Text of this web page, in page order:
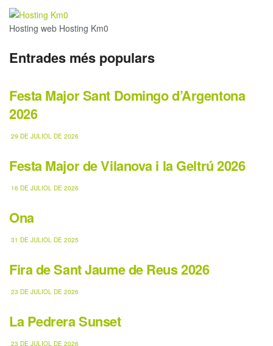
Hosting web Hosting Km0
Entrades més populars
Festa Major Sant Domingo d’Argentona
2026
29 DE JULIOL DE 2026
Festa Major de Vilanova i la Geltrú 2026
16 DE JULIOL DE 2026
Ona
31 DE JULIOL DE 2025
Fira de Sant Jaume de Reus 2026
23 DE JULIOL DE 2026
La Pedrera Sunset
23 DE JULIOL DE 2026